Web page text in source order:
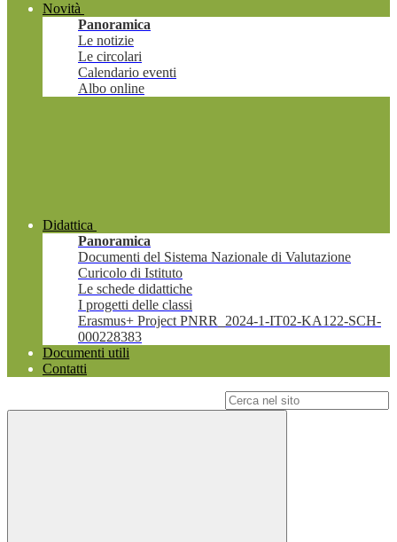
Novità
Panoramica
Le notizie
Le circolari
Calendario eventi
Albo online
Didattica
Panoramica
Documenti del Sistema Nazionale di Valutazione
Curicolo di Istituto
Le schede didattiche
I progetti delle classi
Erasmus+ Project PNRR_2024-1-IT02-KA122-SCH-
000228383
Documenti utili
Contatti